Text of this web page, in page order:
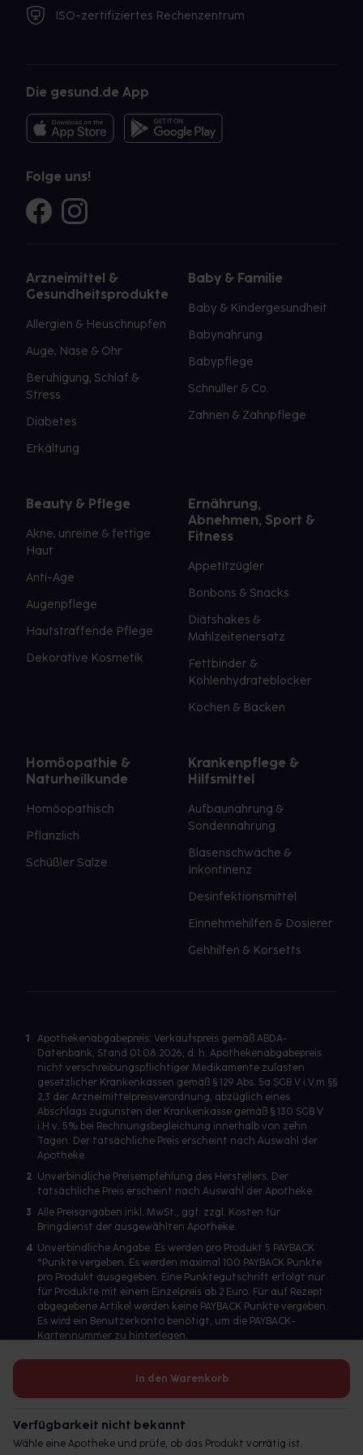
In den Warenkorb
Verfügbarkeit nicht bekannt
Wähle eine Apotheke und prüfe, ob das Produkt vorrätig ist.
ISO-zertifiziertes Rechenzentrum
Die gesund.de App
Folge uns!
Arzneimittel &
Gesundheitsprodukte
Allergien & Heuschnupfen
Auge, Nase & Ohr
Beruhigung, Schlaf &
Stress
Diabetes
Erkältung
Baby & Familie
Baby & Kindergesundheit
Babynahrung
Babypflege
Schnuller & Co.
Zahnen & Zahnpflege
Beauty & Pflege
Akne, unreine & fettige
Haut
Anti-Age
Augenpflege
Hautstraffende Pflege
Dekorative Kosmetik
Ernährung,
Abnehmen, Sport &
Fitness
Appetitzügler
Bonbons & Snacks
Diätshakes &
Mahlzeitenersatz
Fettbinder &
Kohlenhydrateblocker
Kochen & Backen
Homöopathie &
Naturheilkunde
Homöopathisch
Pflanzlich
Schüßler Salze
Krankenpflege &
Hilfsmittel
Aufbaunahrung &
Sondennahrung
Blasenschwäche &
Inkontinenz
Desinfektionsmittel
Einnehmehilfen & Dosierer
Gehhilfen & Korsetts
1
Apothekenabgabepreis: Verkaufspreis gemäß ABDA-
Datenbank, Stand 01.08.2026, d. h. Apothekenabgabepreis
nicht verschreibungspflichtiger Medikamente zulasten
gesetzlicher Krankenkassen gemäß § 129 Abs. 5a SGB V i.V.m §§
2,3 der Arzneimittelpreisverordnung, abzüglich eines
Abschlags zugunsten der Krankenkasse gemäß § 130 SGB V
i.H.v. 5% bei Rechnungsbegleichung innerhalb von zehn
Tagen. Der tatsächliche Preis erscheint nach Auswahl der
Apotheke.
2 Unverbindliche Preisempfehlung des Herstellers. Der
tatsächliche Preis erscheint nach Auswahl der Apotheke.
3 Alle Preisangaben inkl. MwSt., ggf. zzgl. Kosten für
Bringdienst der ausgewählten Apotheke.
4 Unverbindliche Angabe. Es werden pro Produkt 5 PAYBACK
°Punkte vergeben. Es werden maximal 100 PAYBACK Punkte
pro Produkt ausgegeben. Eine Punktegutschrift erfolgt nur
für Produkte mit einem Einzelpreis ab 2 Euro. Für auf Rezept
abgegebene Artikel werden keine PAYBACK Punkte vergeben.
Es wird ein Benutzerkonto benötigt, um die PAYBACK-
Kartennummer zu hinterlegen.
Betreiber des Portals und verantwortlich: gesund.de GmbH &
© 2026 gesund.de GmbH & Co. KG